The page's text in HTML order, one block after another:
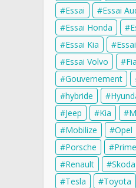
Essai
Essai
Essai Honda
Essai Kia
Essai Volvo
Gouvernement
hybride
Jeep
Kia
Mobilize
Opel
Porsche
Renault
Skoda
Tesla
Toyota